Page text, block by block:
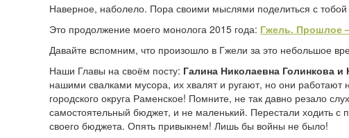
Наверное, наболело. Пора своими мыслями поделиться с тобой
Это продолжение моего монолога 2015 года: Гжель. Прошлое
Давайте вспомним, что произошло в Гжели за это небольшое
Наши Главы на своём посту: Галина Николаевна Голинкова
нашими свалками мусора, их хвалят и ругают, но они работают
городского округа Раменское! Помните, не так давно резало
самостоятельный бюджет, и не маленький. Перестали ходить с
своего бюджета. Опять привыкнем! Лишь бы войны не было!